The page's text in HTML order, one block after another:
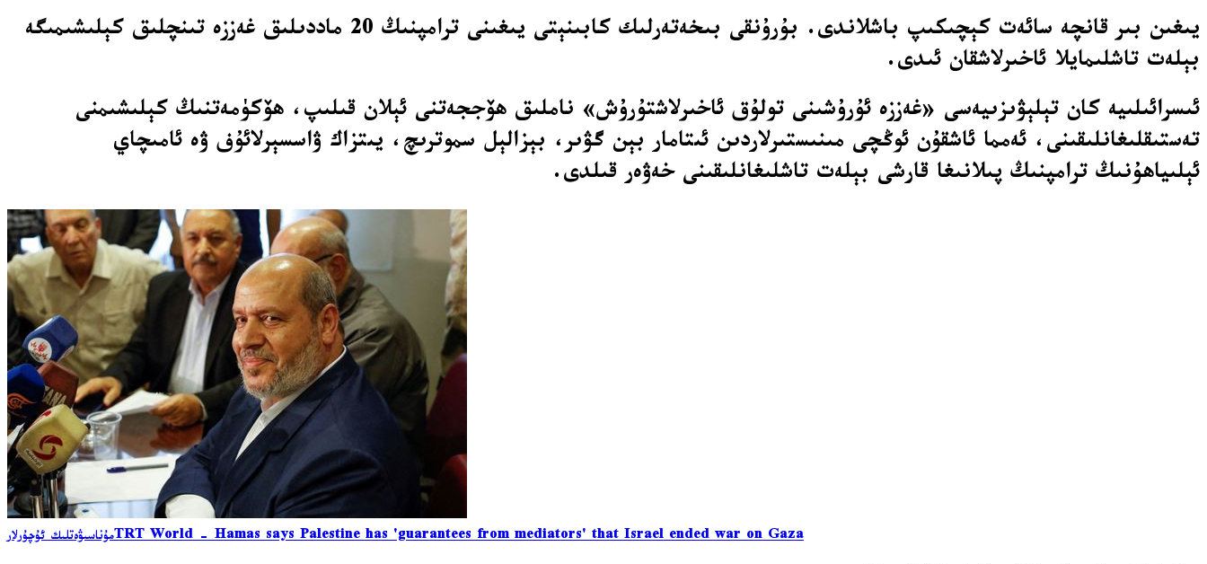
يىغىن بىر قانچە سائەت كېچىكىپ باشلاندى. بۇرۇنقى بىخەتەرلىك كابىنېتى يىغىنى ترامپنىڭ 20 ماددىلىق غەززە تىنچلىق كېلىشىمىگە
بېلەت تاشلىمايلا ئاخىرلاشقان ئىدى.
ئىسرائىلىيە كان تېلېۋىزىيەسى «غەززە ئۇرۇشىنى تولۇق ئاخىرلاشتۇرۇش» ناملىق ھۆججەتنى ئېلان قىلىپ، ھۆكۈمەتنىڭ كېلىشىمنى
تەستىقلىغانلىقىنى، ئەمما ئاشقۇن ئوڭچى مىنىستىرلاردىن ئىتامار بېن گۋىر، بېزالېل سموترىچ، يىتزاك ۋاسسېرلائۇف ۋە ئامىچاي
ئېلىياھۇنىڭ ترامپنىڭ پىلانىغا قارشى بېلەت تاشلىغانلىقىنى خەۋەر قىلدى.
مۇناسىۋەتلىك ئۇچۇرلارTRT World - Hamas says Palestine has 'guarantees from mediators' that Israel ended war on Gaza